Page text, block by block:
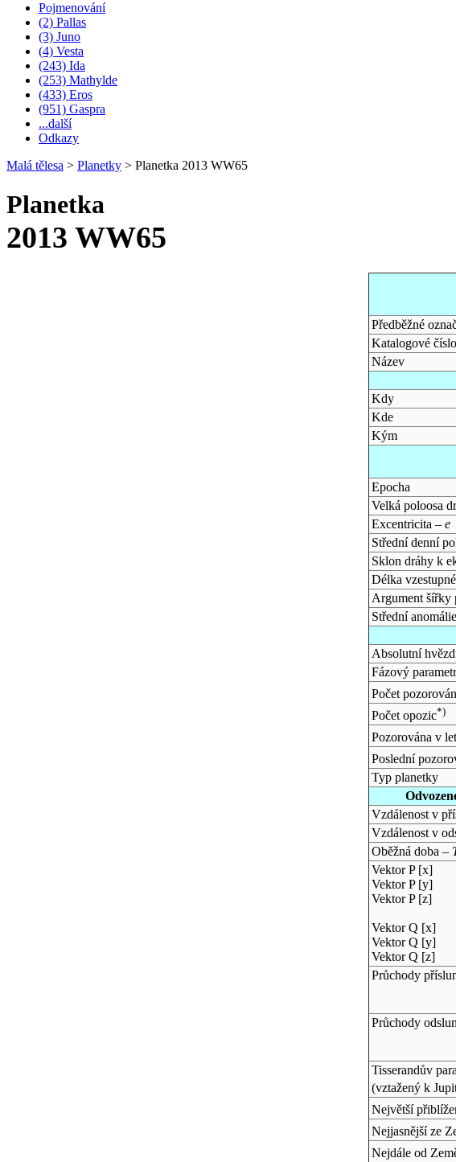
Pojmenování
(2) Pallas
(3) Juno
(4) Vesta
(243) Ida
(253) Mathylde
(433) Eros
(951) Gaspra
...další
Odkazy
Malá tělesa > Planetky > Planetka 2013 WW65
Planetka
2013 WW65
Předběžné
Katalogové číslo
Název
Kdy
Kde
Kým
Epocha
Velká poloosa
Excentricita – e
Střední denní
Sklon dráhy k
Délka
Argument šířky
Střední
Absolutní
Fázový
Počet
Počet opozic*)
Pozorována v
Poslední
Typ planetky
Vzdálenost v
Vzdálenost v
Oběžná doba –
Vektor P [x]
Vektor P [y]
Vektor P [z]
Vektor Q [x]
Vektor Q [y]
Vektor Q [z]
Průchody
Průchody
Tisserandův
(vztažený k
Největší
Nejjasnější ze
Nejdále od